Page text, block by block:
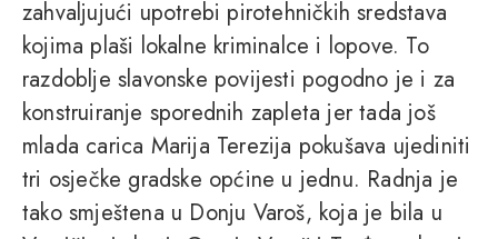
zahvaljujući upotrebi pirotehničkih sredstava
kojima plaši lokalne kriminalce i lopove. To
razdoblje slavonske povijesti pogodno je i za
konstruiranje sporednih zapleta jer tada još
mlada carica Marija Terezija pokušava ujediniti
tri osječke gradske općine u jednu. Radnja je
tako smještena u Donju Varoš, koja je bila u